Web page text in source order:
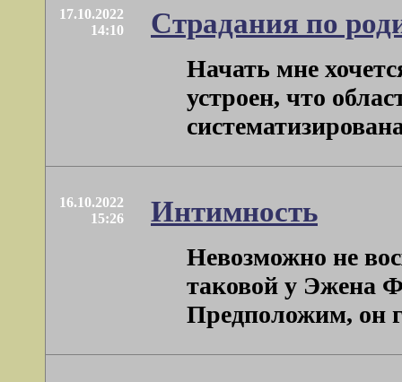
17.10.2022
14:10
Страдания по
Начать мне
устроен, что
16.10.2022
15:26
Интимность
Невозможно не
таковой у Эжена
Предположим, он